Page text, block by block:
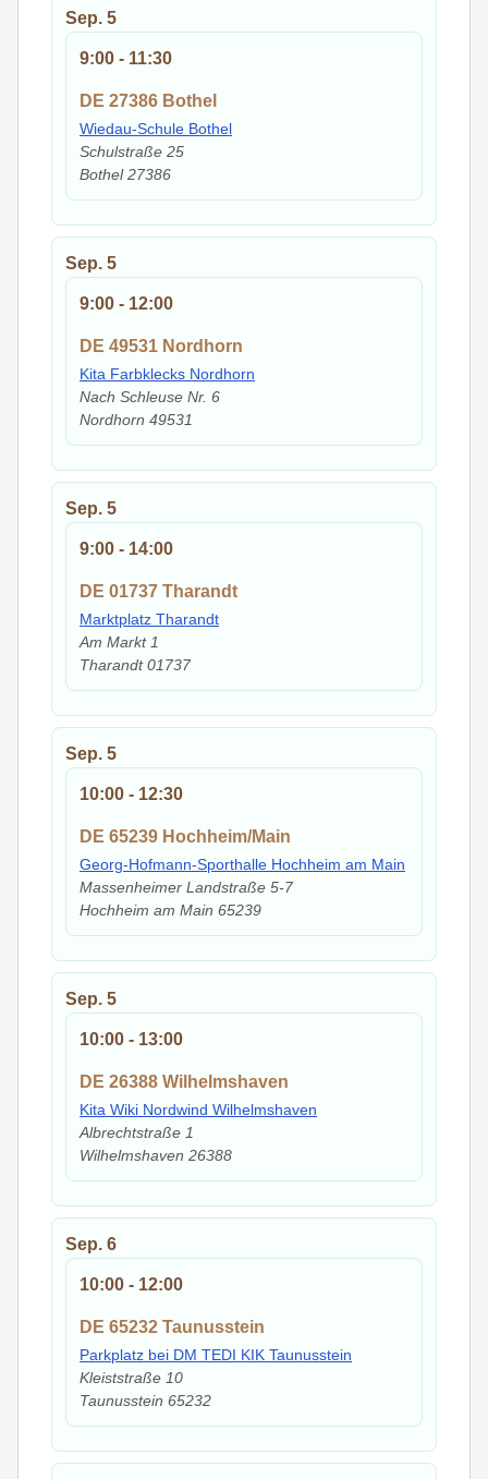
Sep. 5
9:00 - 11:30
DE 27386 Bothel
Wiedau-Schule Bothel
Schulstraße 25
Bothel27386
Sep. 5
9:00 - 12:00
DE 49531 Nordhorn
Kita Farbklecks Nordhorn
Nach Schleuse Nr. 6
Nordhorn 49531
Sep. 5
9:00 - 14:00
DE 01737 Tharandt
Marktplatz Tharandt
Am Markt 1
Tharandt01737
Sep. 5
10:00 - 12:30
DE 65239 Hochheim/Main
Georg-Hofmann-Sporthalle Hochheim am Main
Massenheimer Landstraße 5-7
Hochheim am Main 65239
Sep. 5
10:00 - 13:00
DE 26388 Wilhelmshaven
Kita Wiki Nordwind Wilhelmshaven
Albrechtstraße 1
Wilhelmshaven 26388
Sep. 6
10:00 - 12:00
DE 65232 Taunusstein
Parkplatz bei DM TEDI KIK Taunusstein
Kleiststraße 10
Taunusstein 65232